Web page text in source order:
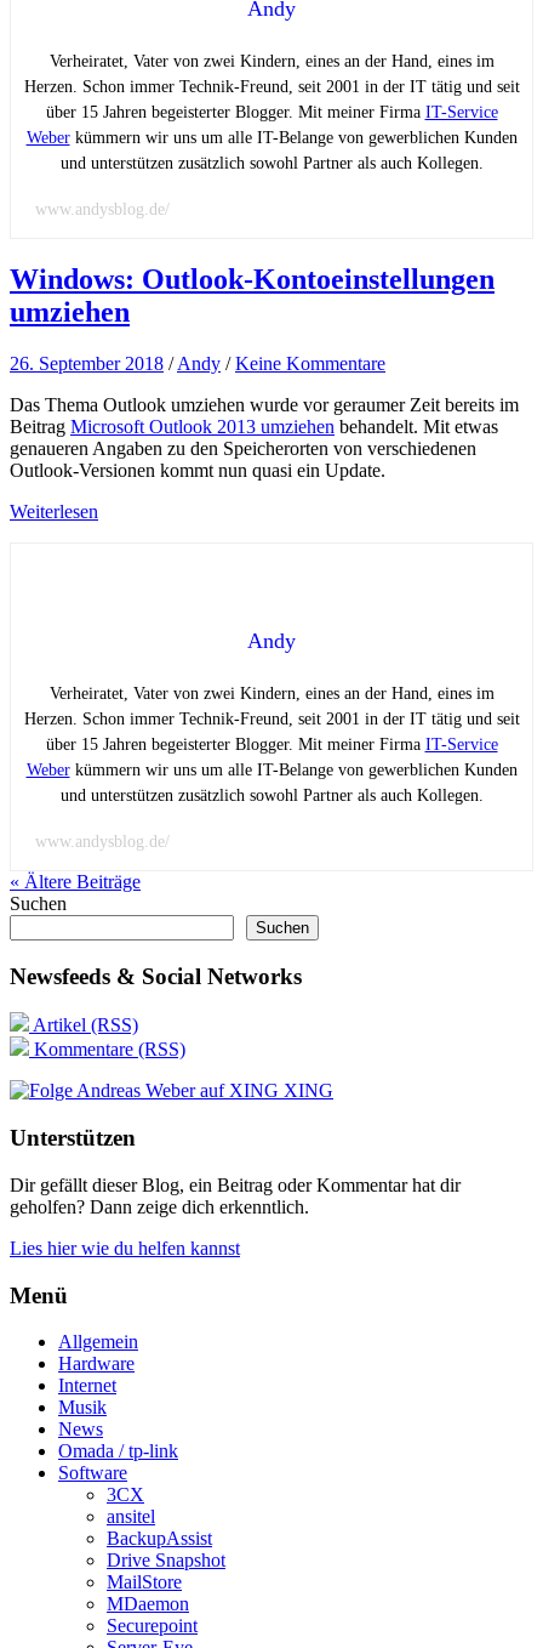
Andy
Verheiratet, Vater von zwei Kindern, eines an der Hand, eines im
Herzen. Schon immer Technik-Freund, seit 2001 in der IT tätig und seit
über 15 Jahren begeisterter Blogger. Mit meiner Firma IT-Service
Weberkümmern wir uns um alle IT-Belange von gewerblichen Kunden
und unterstützen zusätzlich sowohl Partner als auch Kollegen.
www.andysblog.de/
Windows: Outlook-Kontoeinstellungen
umziehen
26. September 2018 /Andy /Keine Kommentare
Das Thema Outlook umziehen wurde vor geraumer Zeit bereits im
Beitrag Microsoft Outlook 2013 umziehen behandelt. Mit etwas
genaueren Angaben zu den Speicherorten von verschiedenen
Outlook-Versionen kommt nun quasi ein Update.
Weiterlesen
Andy
Verheiratet, Vater von zwei Kindern, eines an der Hand, eines im
Herzen. Schon immer Technik-Freund, seit 2001 in der IT tätig und seit
über 15 Jahren begeisterter Blogger. Mit meiner Firma IT-Service
Weberkümmern wir uns um alle IT-Belange von gewerblichen Kunden
und unterstützen zusätzlich sowohl Partner als auch Kollegen.
www.andysblog.de/
« Ältere Beiträge
Suchen
Suchen
Newsfeeds & Social Networks
Artikel (RSS)
Kommentare (RSS)
XING
Unterstützen
Dir gefällt dieser Blog, ein Beitrag oder Kommentar hat dir
geholfen? Dann zeige dich erkenntlich.
Lies hier wie du helfen kannst
Menü
Allgemein
Hardware
Internet
Musik
News
Omada / tp-link
Software
3CX
ansitel
BackupAssist
Drive Snapshot
MailStore
MDaemon
Securepoint